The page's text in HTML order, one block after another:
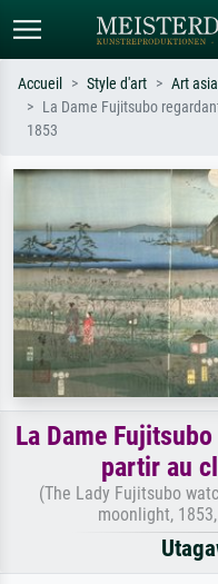
ex. Monet, Nuit étoilée,
impressionnisme, vague de
nu.
Accueil Style d'art Art
La Dame Fujitsubo
1853
La Dame
partir au
(The Lady Fujitsubo
moonlight,